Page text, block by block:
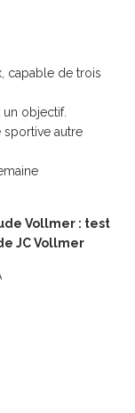
capable de trois
objectif.
sportive autre
Vollmer : test
JC Vollmer